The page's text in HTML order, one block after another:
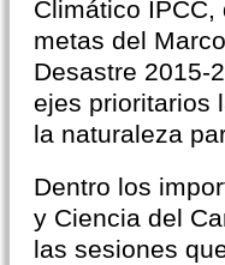
Climático
metas del
Desastre 2015-
ejes prioritarios
la naturaleza
Dentro los
y Ciencia del
las sesiones